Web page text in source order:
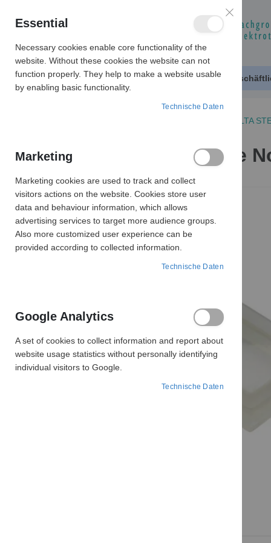
Produktkatalog
NOLTA
10 0002 Schutzkappe
Zum
Ende
der
Bildergalerie
springen
Essential
Necessary cookies enable core functionality of the
website. Without these cookies the website can not
function properly. They help to make a website usable
by enabling basic functionality.
Technische Daten
Marketing
Marketing cookies are used to track and collect
visitors actions on the website. Cookies store user
data and behaviour information, which allows
advertising services to target more audience groups.
Also more customized user experience can be
provided according to collected information.
Technische Daten
Google Analytics
A set of cookies to collect information and report about
website usage statistics without personally identifying
individual visitors to Google.
Technische Daten